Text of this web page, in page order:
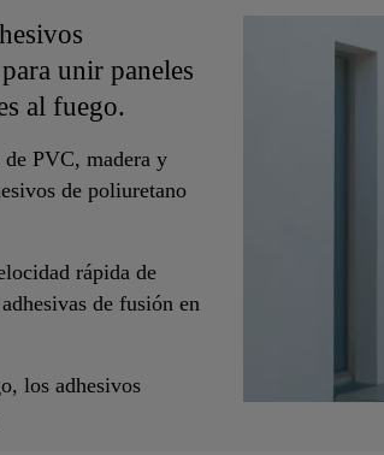
unir paneles
al fuego.
PVC, madera y
de poliuretano
rápida de
de fusión en
los adhesivos